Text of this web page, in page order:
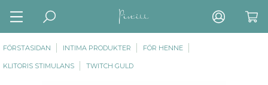
FÖRSTASIDAN INTIMA PRODUKTER FÖR HENNE
KLITORIS STIMULANS TWITCH GULD